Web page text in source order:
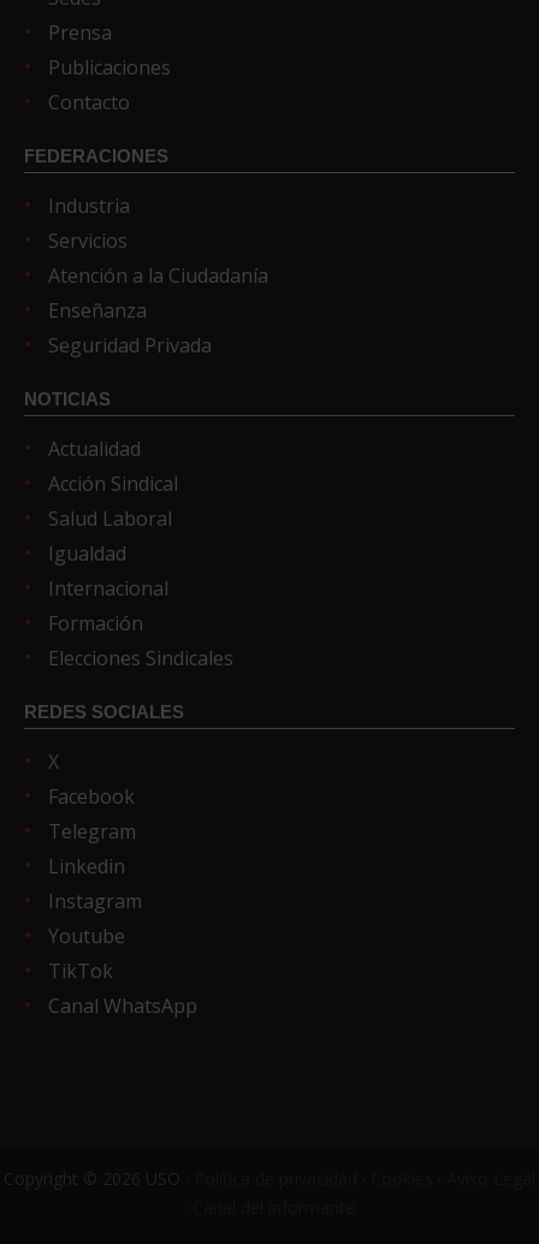
Prensa
Publicaciones
Contacto
FEDERACIONES
Industria
Servicios
Atención a la Ciudadanía
Enseñanza
Seguridad Privada
NOTICIAS
Actualidad
Acción Sindical
Salud Laboral
Igualdad
Internacional
Formación
Elecciones Sindicales
REDES SOCIALES
X
Facebook
Telegram
Linkedin
Instagram
Youtube
TikTok
Canal WhatsApp
Copyright © 2026 USO ·